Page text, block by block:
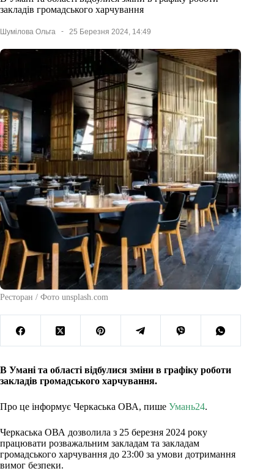
закладів громадського харчування
Шумілова Ольга 25 Березня 2024, 14:49
Ресторан / Фото unsplash.com
В Умані та області відбулися зміни в графіку роботи
закладів громадського харчування.
Про це інформує Черкаська ОВА, пише Умань24.
Черкаська ОВА дозволила з 25 березня 2024 року
працювати розважальним закладам та закладам
громадського харчування до 23:00 за умови дотримання
вимог безпеки.